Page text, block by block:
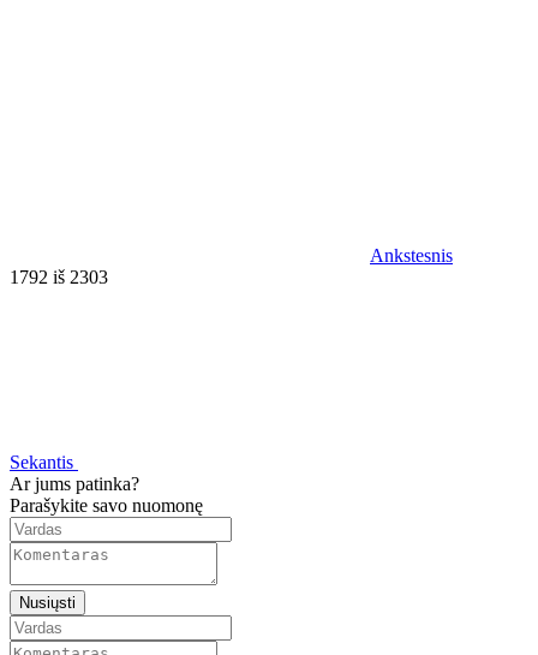
Ankstesnis
1792 iš 2303
Sekantis
Ar jums patinka?
Parašykite savo nuomonę
Nusiųsti